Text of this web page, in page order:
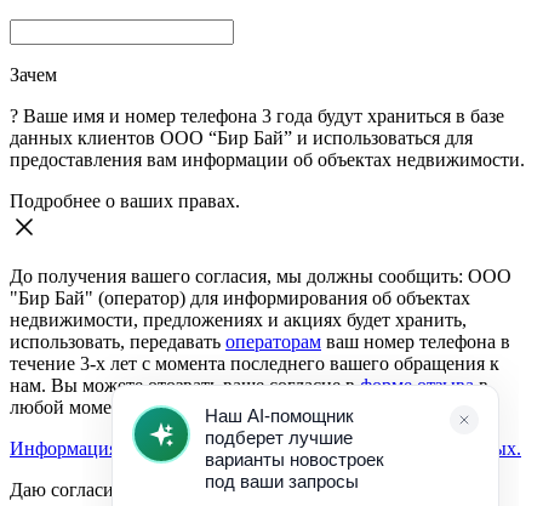
Зачем
? Ваше имя и номер телефона 3 года будут храниться в базе
данных клиентов ООО “Бир Бай” и использоваться для
предоставления вам информации об объектах недвижимости.
Подробнее о ваших правах.
До получения вашего согласия, мы должны сообщить: ООО
"Бир Бай" (оператор) для информирования об объектах
недвижимости, предложениях и акциях будет хранить,
использовать, передавать операторам ваш номер телефона в
течение 3-х лет с момента последнего вашего обращения к
нам. Вы можете отозвать ваше согласие вформе отзывав
любой момент.
Информация о согласии на обработку персональных данных.
Даю согласие: